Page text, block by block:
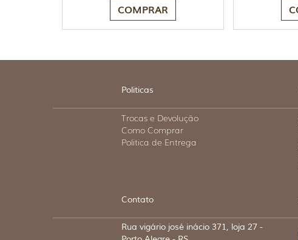
COMPRAR
Politicas
Trocas e Devolução
Como Comprar
Politica de Entrega
Contato
Rua vigário josé inácio 371, loja 27 -